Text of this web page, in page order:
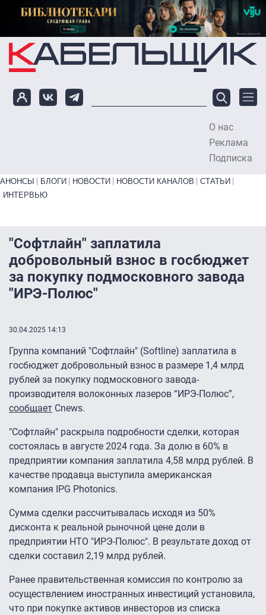
Перейти к основному содержанию
О нас
Реклама
Подписка
Primary links bottom
АНОНСЫ БЛОГИ НОВОСТИ НОВОСТИ КАНАЛОВ
СТАТЬИ
ИНТЕРВЬЮ
"Софтлайн" заплатила
добровольный взнос в госбюджет
за покупку подмосковного завода
"ИРЭ-Полюс"
30.04.2025 14:13
Группа компаний "Софтлайн" (Softline) заплатила в
госбюджет добровольный взнос в размере 1,4 млрд
рублей за покупку подмосковного завода-
производителя волоконных лазеров “ИРЭ-Полюс”,
сообщает Cnews.
"Софтлайн" раскрыла подробности сделки, которая
состоялась в августе 2024 года. За долю в 60% в
предприятии компания заплатила 4,58 млрд рублей. В
качестве продавца выступила американская
компания IPG Photonics.
Сумма сделки рассчитывалась исходя из 50%
дисконта к реальной рыночной цене доли в
предприятии НТО "ИРЭ-Полюс". В результате доход от
сделки составил 2,19 млрд рублей.
Ранее правительственная комиссия по контролю за
осуществлением иностранных инвестиций установила,
что при покупке активов инвесторов из списка